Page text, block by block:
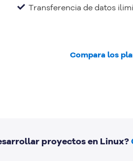
Transferencia de datos
Compara los
proyectos en Linux?